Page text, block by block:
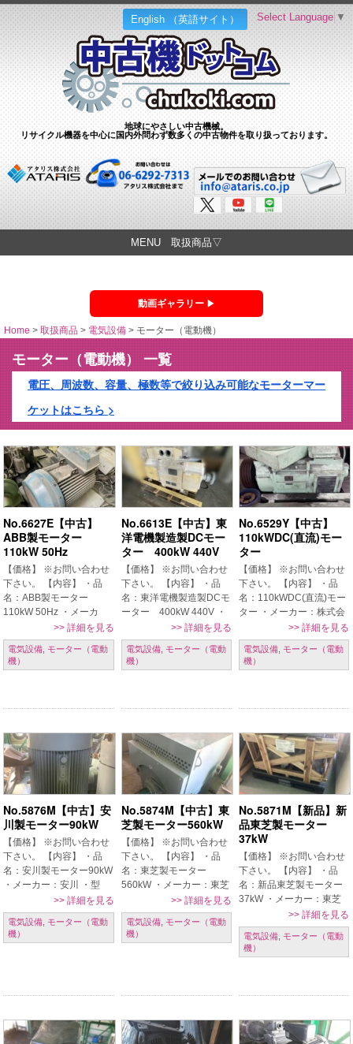
English （英語サイト）
地球にやさしい中古機械。
リサイクル機器を中心に国内外問わず数多くの中古物件を取り扱っております。
Select Language ▼
MENU 取扱商品▽
動画ギャラリー
Home > 取扱商品 > 電気設備 > モーター（電動機）
モーター（電動機） 一覧
電圧、周波数、容量、極数等で絞り込み可能なモーターマー
ケットはこちら >
No.6627E【中古】
ABB製モーター
110kW 50Hz
【価格】 ※お問い合わせ
下さい。 【内容】 ・品
名：ABB製モーター
110kW 50Hz ・メーカ
ー：ABB ・型式：M2CA
315SA 4 B3 ・年式：不明
・モーター容量： 110kW
50Hz
>> 詳細を見る
電気設備 モーター（電動
機）
No.6613E【中古】東
洋電機製造製DCモー
ター 400kW 440V
【価格】 ※お問い合わせ
下さい。 【内容】 ・品
名：東洋電機製造製DCモ
ーター 400kW 440V ・
メーカー：東洋電機 ・型
式：KD355L-PCKV ・年
式：不明 ・TOYO DENKI
製 DCモーター ・モー
>> 詳細を見る
電気設備, モーター（電動
機）
No.6529Y【中古】
110kWDC(直流)モー
ター
【価格】 ※お問い合わせ
下さい。 【内容】 ・品
名：110kWDC(直流)モー
ター ・メーカー：株式会
社安川電機 ・型式：
CBDR-K ・年式：1987年
・容量：110kW 220V
【条件】 現状置場渡し、
>> 詳細を見る
電気設備, モーター（電動
機）
No.5876M【中古】安
川製モーター90kW
【価格】 ※お問い合わせ
下さい。 【内容】 ・品
名：安川製モーター90kW
・メーカー：安川 ・型
式：FEVF-0 ・年式：
2003年 ・電圧：3000V
・周波数：50Hz ・電気容
量：90kW 8ポール 【条
>> 詳細を見る
電気設備 モーター（電動
機）
No.5874M【中古】東
芝製モーター560kW
【価格】 ※お問い合わせ
下さい。 【内容】 ・品
名：東芝製モーター
560kW ・メーカー：東芝
・型式：TKKH-FBKW ・
年式：2001年 ・電圧：
3000V ・周波数：50Hz
・電気容量：560kW 6
>> 詳細を見る
電気設備, モーター（電動
機）
No.5871M【新品】新
品東芝製モーター
37kW
【価格】 ※お問い合わせ
下さい。 【内容】 ・品
名：新品東芝製モーター
37kW ・メーカー：東芝
・型式：TKKH3-FBK21E
・電圧：200/400V ・周波
数：50/60Hz ・電気容
量：37kW 6ポール 【条
>> 詳細を見る
電気設備, モーター（電動
機）